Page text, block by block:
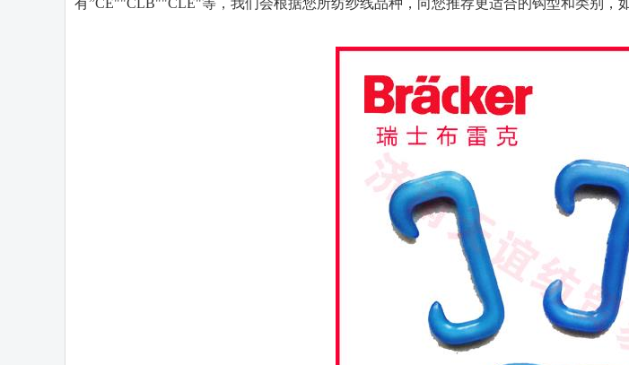
有”CE""CLB""CLE"等，我们会根据您所纺纱线品种，向您推荐更适合的钩型和类别，